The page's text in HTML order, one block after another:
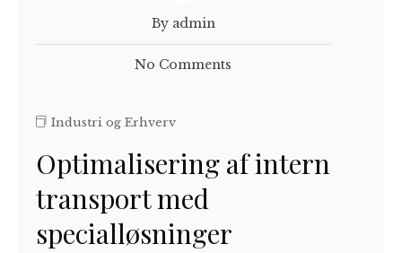
By admin
No Comments
Industri og Erhverv
Optimalisering af intern
transport med
specialløsninger